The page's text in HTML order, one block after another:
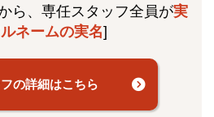
ら、専任スタッフ全員が実
ネームの実名]
の詳細はこちら